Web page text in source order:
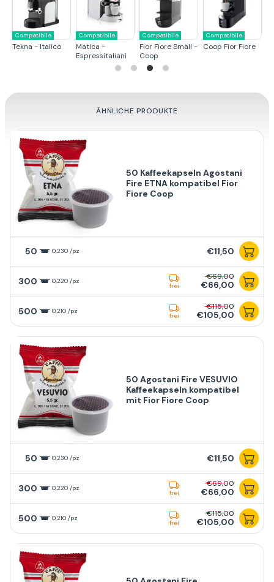
Compatibile
Tekna - Italico
Compatibile
Matica -
Espressitaliani
Compatibile
Fior Fiore Small -
Coop
Compatibile
Coop Fior Fiore
ÄHNLICHE PRODUKTE
50 Kaffeekapseln Agostani
Fire ETNA kompatibel Fior
Fiore Coop
50 0,230 /pz €11,50
300 0,220 /pz
frei
€69,00
€66,00
500 0,210 /pz
frei
€115,00
€105,00
50 Agostani Fire VESUVIO
Kaffeekapseln kompatibel
mit Fior Fiore Coop
50 0,230 /pz €11,50
300 0,220 /pz
frei
€69,00
€66,00
500 0,210 /pz
frei
€115,00
€105,00